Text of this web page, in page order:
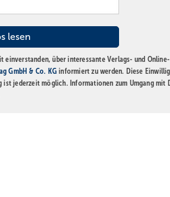
einverstanden, über interessante Verlags- und Online-
GmbH & Co. KG informiert zu werden. Diese
ist jederzeit möglich. Informationen zum Umgang mit